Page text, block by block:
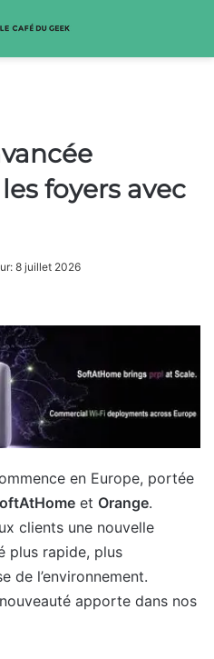
foyers avec
8 juillet 2026
en Europe, portée
et Orange.
clients une nouvelle
plus rapide, plus
de l’environnement.
apporte dans nos